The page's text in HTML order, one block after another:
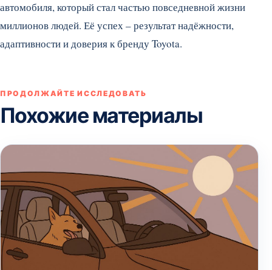
автомобиля, который стал частью повседневной жизни
миллионов людей. Её успех – результат надёжности,
адаптивности и доверия к бренду Toyota.
ПРОДОЛЖАЙТЕ ИССЛЕДОВАТЬ
Похожие материалы